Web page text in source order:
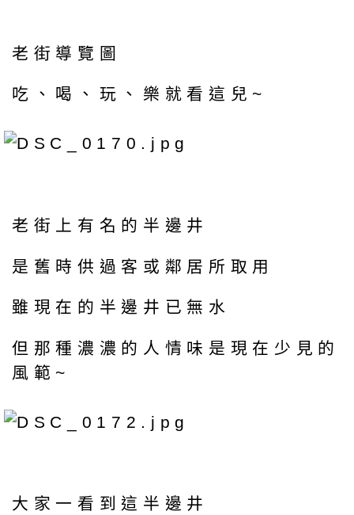
老街導覽圖
吃、喝、玩、樂就看這兒~
老街上有名的半邊井
是舊時供過客或鄰居所取用
雖現在的半邊井已無水
但那種濃濃的人情味是現在少見的
風範~
大家一看到這半邊井